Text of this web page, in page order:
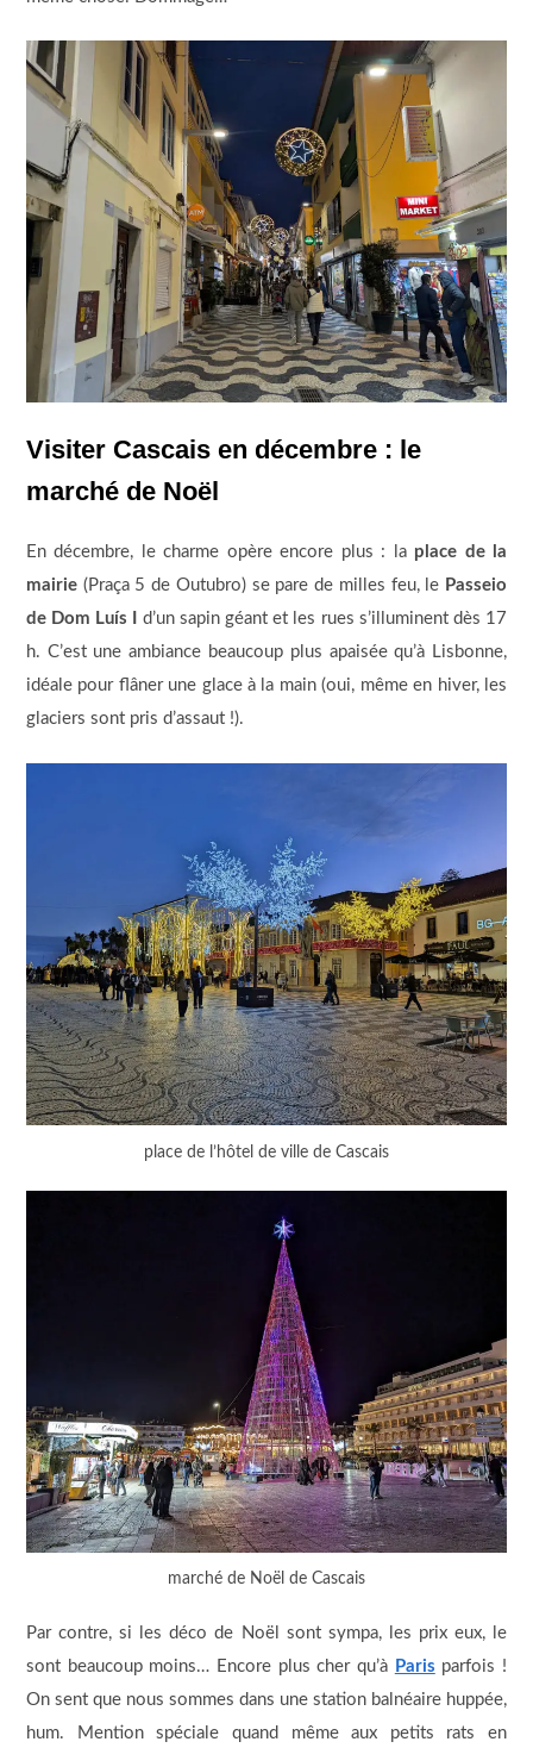
Visiter Cascais en décembre : le
marché de Noël
En décembre, le charme opère encore plus : la place de la
mairie(Praça 5 de Outubro) se pare de milles feu, le Passeio
de Dom Luís I
d’un sapin géant et les rues s’illuminent dès 17
h. C’est une ambiance beaucoup plus apaisée qu’à Lisbonne,
idéale pour flâner une glace à la main (oui, même en hiver, les
glaciers sont pris d’assaut !).
place de l’hôtel de ville de Cascais
marché de Noël de Cascais
Par contre, si les déco de Noël sont sympa, les prix eux, le
sont beaucoup moins… Encore plus cher qu’à Paris parfois !
On sent que nous sommes dans une station balnéaire huppée,
hum. Mention spéciale quand même aux petits rats en